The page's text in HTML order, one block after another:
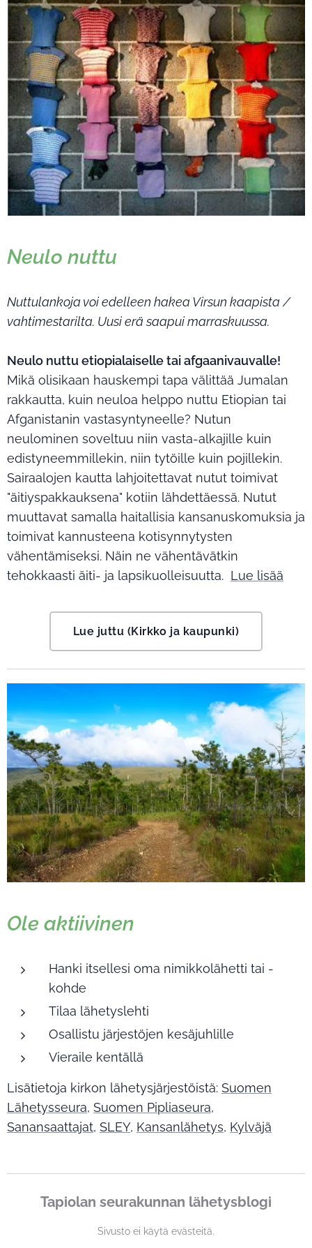
Neulo nuttu
Nuttulankoja voi edelleen hakea Virsun kaapista /
vahtimestarilta. Uusi erä saapui marraskuussa.
Neulo nuttu etiopialaiselle tai afgaanivauvalle!
Mikä olisikaan hauskempi tapa välittää Jumalan
rakkautta, kuin neuloa helppo nuttu Etiopian tai
Afganistanin vastasyntyneelle? Nutun
neulominen soveltuu niin vasta-alkajille kuin
edistyneemmillekin, niin tytöille kuin pojillekin.
Sairaalojen kautta lahjoitettavat nutut toimivat
"äitiyspakkauksena" kotiin lähdettäessä. Nutut
muuttavat samalla haitallisia kansanuskomuksia ja
toimivat kannusteena kotisynnytysten
vähentämiseksi. Näin ne vähentävätkin
tehokkaasti äiti- ja lapsikuolleisuutta. Lue lisää
Lue juttu (Kirkko ja kaupunki)
Ole aktiivinen
Hanki itsellesi oma nimikkolähetti tai -
kohde
Tilaa lähetyslehti
Osallistu järjestöjen kesäjuhlille
Vieraile kentällä
Lisätietoja kirkon lähetysjärjestöistä: Suomen
Lähetysseura, Suomen Pipliaseura,
Sanansaattajat, SLEY, Kansanlähetys, Kylväjä
Tapiolan seurakunnan lähetysblogi
Sivusto ei käytä evästeitä.